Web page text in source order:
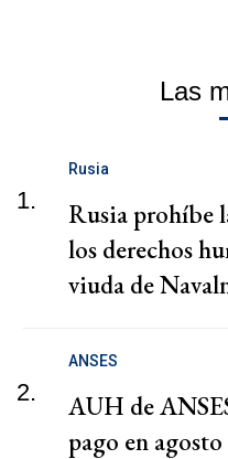
Las
1.
Rusia
Rusia prohíbe
los derechos
viuda de
2.
ANSES
AUH de
pago en